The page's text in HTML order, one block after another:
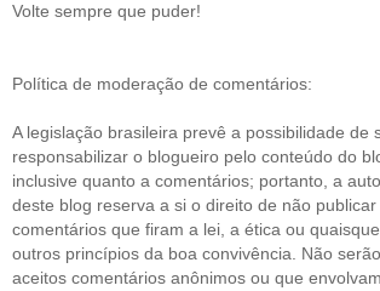
Volte sempre que puder!
Política de moderação de comentários:
A legislação brasileira prevê a possibilidade de
responsabilizar o blogueiro pelo conteúdo do
inclusive quanto a comentários; portanto, a
deste blog reserva a si o direito de não publicar
comentários que firam a lei, a ética ou
outros princípios da boa convivência. Não serão
aceitos comentários anônimos ou que envolvam